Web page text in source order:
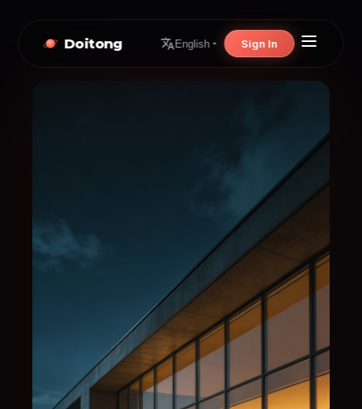
Doitong English Sign In